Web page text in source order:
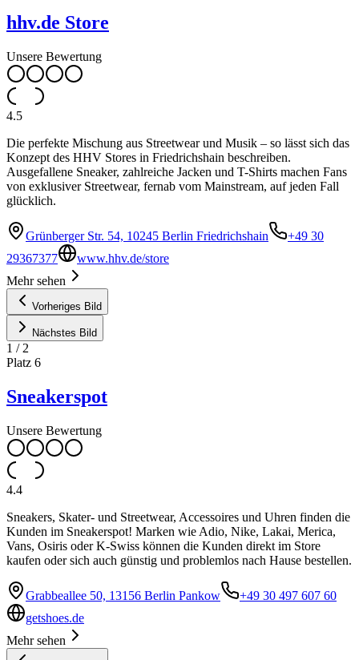
hhv.de Store
Unsere Bewertung
4.5
Die perfekte Mischung aus Streetwear und Musik – so lässt sich das
Konzept des HHV Stores in Friedrichshain beschreiben.
Ausgefallene Sneaker, zahlreiche Jacken und T-Shirts machen Fans
von exklusiver Streetwear, fernab vom Mainstream, auf jeden Fall
glücklich.
Grünberger Str. 54, 10245 Berlin Friedrichshain
+49 30
29367377
www.hhv.de/store
Mehr sehen
Vorheriges Bild
Nächstes Bild
1 / 2
Platz 6
Sneakerspot
Unsere Bewertung
4.4
Sneakers, Skater- und Streetwear, Accessoires und Uhren finden die
Kunden im Sneakerspot! Marken wie Adio, Nike, Lakai, Merica,
Vans, Osiris oder K-Swiss können die Kunden direkt im Store
kaufen oder sich auch günstig und problemlos nach Hause bestellen.
Grabbeallee 50, 13156 Berlin Pankow
+49 30 497 607 60
getshoes.de
Mehr sehen